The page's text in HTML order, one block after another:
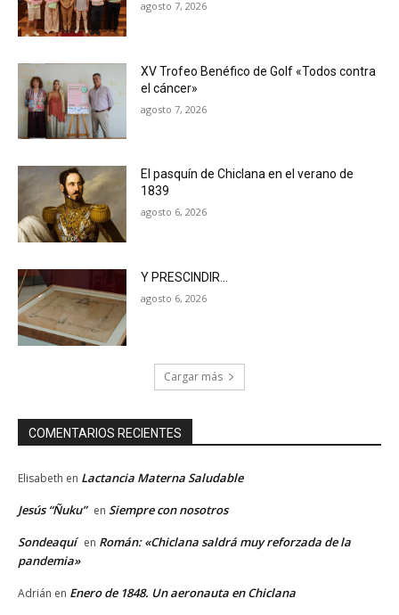
agosto 7, 2026
XV Trofeo Benéfico de Golf «Todos contra
el cáncer»
agosto 7, 2026
El pasquín de Chiclana en el verano de
1839
agosto 6, 2026
Y PRESCINDIR…
agosto 6, 2026
Cargar más
COMENTARIOS RECIENTES
Elisabeth en Lactancia Materna Saludable
Jesús “Ñuku” en Siempre con nosotros
Sondeaquí en Román: «Chiclana saldrá muy reforzada de la
pandemia»
Adrián en Enero de 1848. Un aeronauta en Chiclana